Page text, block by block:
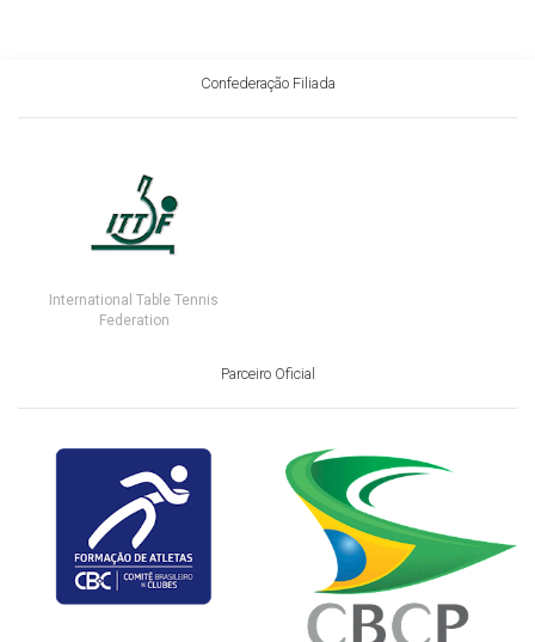
Confederação Filiada
International Table Tennis
Federation
Parceiro Oficial